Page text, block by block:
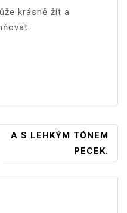
krásně žít a
A S LEHKÝM TÓNEM
PECEK.